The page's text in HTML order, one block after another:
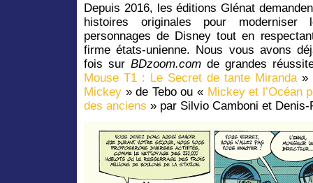
Depuis 2016, les éditions Glénat
histoires originales pour
personnages de Disney tout en
firme états-unienne. Nous vous avons
fois surBDzoom.com de grandes
Mouse T1 : Le Secret de tante Miranda »
Mickey » de Tebo ou « Mickey et l’Océan
des anciens » par Silvio Camboni et